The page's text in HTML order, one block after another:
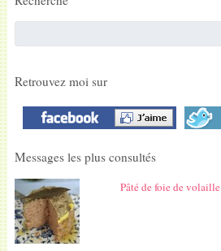
Retrouvez moi sur
Messages les plus consultés
Pâté de foie de